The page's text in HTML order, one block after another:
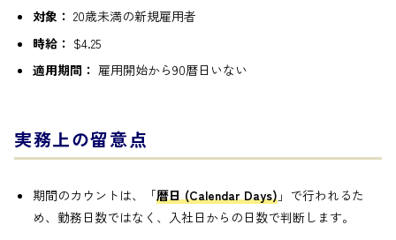
対象： 20歳未満の新規雇用者
時給： $4.25
適用期間： 雇用開始から90暦日いない
実務上の留意点
期間のカウントは、「暦日 (Calendar Days) 」で行われるた
め、勤務日数ではなく、入社日からの日数で判断します。